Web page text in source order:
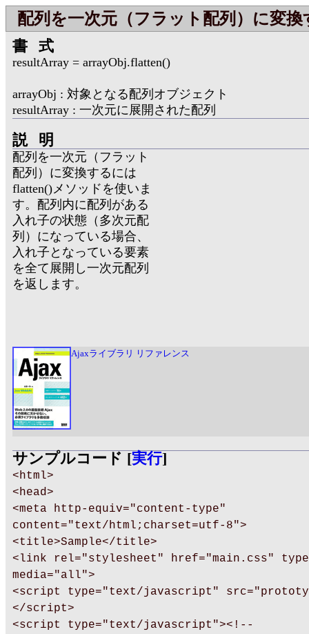
配列を一次元（フラット配列）に変換
書式
resultArray = arrayObj.flatten()
arrayObj : 対象となる配列オブジェクト
resultArray : 一次元に展開された配列
説明
配列を一次元（フラット
配列）に変換するには
flatten()メソッドを使いま
す。配列内に配列がある
入れ子の状態（多次元配
列）になっている場合、
入れ子となっている要素
を全て展開し一次元配列
を返します。
Ajaxライブラリ リファレンス
サンプルコード [実行]
<html>
<head>
<meta http-equiv="content-type"
content="text/html;charset=utf-8">
<title>Sample</title>
<link rel="stylesheet" href="main.css"
media="all">
<script type="text/javascript"
</script>
<script type="text/javascript"><!--